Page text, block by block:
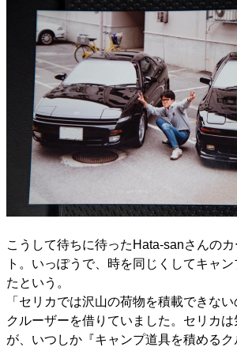
こうして待ちに待ったHata-sanさんの
ト。いっぽうで、時を同じくしてキャ
たという。
「セリカでは沢山の荷物を積載できな
クルーザーを借りていました。セリカ
が、いつしか『キャンプ道具を積める